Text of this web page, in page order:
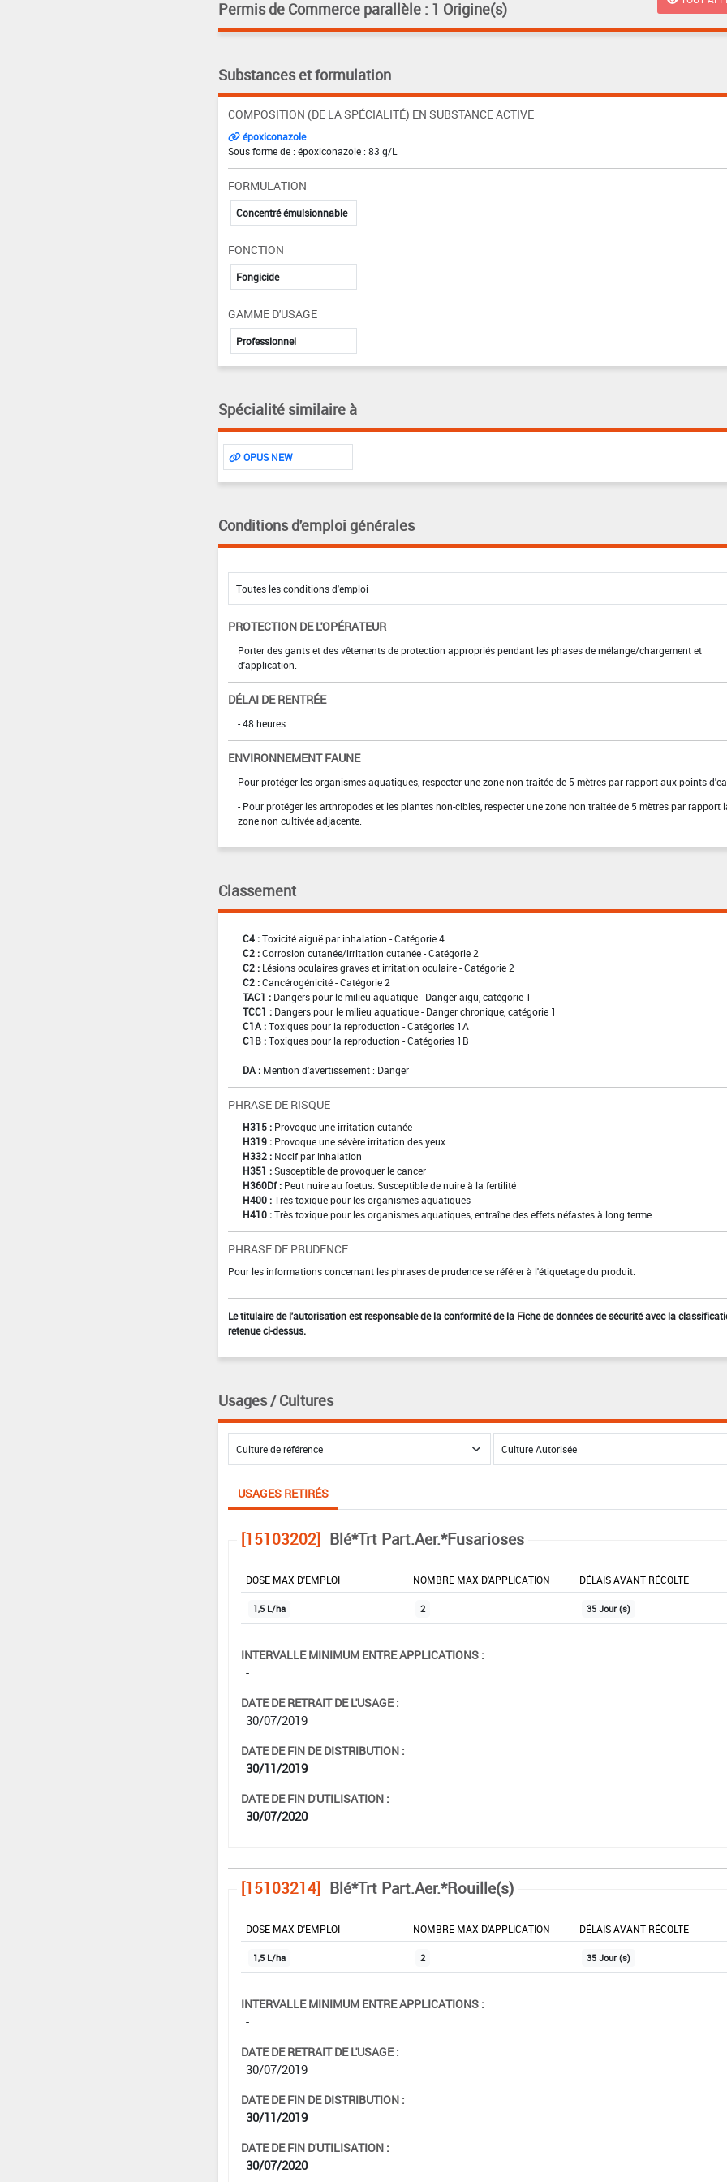
Permis de Commerce parallèle : 1 Origine(s)
Substances et formulation
COMPOSITION (DE LA SPÉCIALITÉ) EN SUBSTANCE ACTIVE
époxiconazole
Sous forme de : époxiconazole : 83 g/L
FORMULATION
Concentré émulsionnable
FONCTION
Fongicide
GAMME D'USAGE
Professionnel
Spécialité similaire à
OPUS NEW
Conditions d'emploi générales
PROTECTION DE L'OPÉRATEUR
Porter des gants et des vêtements de protection appropriés pendant les phases de mélange/chargement et
d'application.
DÉLAI DE RENTRÉE
- 48 heures
ENVIRONNEMENT FAUNE
Pour protéger les organismes aquatiques, respecter une zone non traitée de 5 mètres par rapport aux points
- Pour protéger les arthropodes et les plantes non-cibles, respecter une zone non traitée de 5 mètres par rapport
zone non cultivée adjacente.
Classement
C4 : Toxicité aiguë par inhalation - Catégorie 4
C2 : Corrosion cutanée/irritation cutanée - Catégorie 2
C2 : Lésions oculaires graves et irritation oculaire - Catégorie 2
C2 : Cancérogénicité - Catégorie 2
TAC1 : Dangers pour le milieu aquatique - Danger aigu, catégorie 1
TCC1 : Dangers pour le milieu aquatique - Danger chronique, catégorie 1
C1A : Toxiques pour la reproduction - Catégories 1A
C1B : Toxiques pour la reproduction - Catégories 1B
DA : Mention d'avertissement : Danger
PHRASE DE RISQUE
H315 : Provoque une irritation cutanée
H319 : Provoque une sévère irritation des yeux
H332 : Nocif par inhalation
H351 : Susceptible de provoquer le cancer
H360Df : Peut nuire au foetus. Susceptible de nuire à la fertilité
H400 : Très toxique pour les organismes aquatiques
H410 : Très toxique pour les organismes aquatiques, entraîne des effets néfastes à long terme
PHRASE DE PRUDENCE
Pour les informations concernant les phrases de prudence se référer à l'étiquetage du produit.
Le titulaire de l'autorisation est responsable de la conformité de la Fiche de données de sécurité avec la
retenue ci-dessus.
Usages / Cultures
USAGES RETIRÉS
[15103202] Blé*Trt Part.Aer.*Fusarioses
DOSE MAX D'EMPLOI NOMBRE MAX D'APPLICATION DÉLAIS AVANT RÉCOLTE
1,5 L/ha 2 35 Jour (s)
INTERVALLE MINIMUM ENTRE APPLICATIONS :
-
DATE DE RETRAIT DE L'USAGE :
30/07/2019
DATE DE FIN DE DISTRIBUTION :
30/11/2019
DATE DE FIN D'UTILISATION :
30/07/2020
[15103214] Blé*Trt Part.Aer.*Rouille(s)
DOSE MAX D'EMPLOI NOMBRE MAX D'APPLICATION DÉLAIS AVANT RÉCOLTE
1,5 L/ha 2 35 Jour (s)
INTERVALLE MINIMUM ENTRE APPLICATIONS :
-
DATE DE RETRAIT DE L'USAGE :
30/07/2019
DATE DE FIN DE DISTRIBUTION :
30/11/2019
DATE DE FIN D'UTILISATION :
30/07/2020